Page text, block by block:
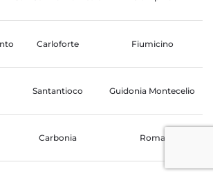
Carloforte Fiumicino
Santantioco Guidonia Montecelio
Carbonia Roma